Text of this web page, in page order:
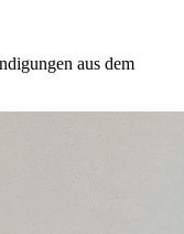
aus dem